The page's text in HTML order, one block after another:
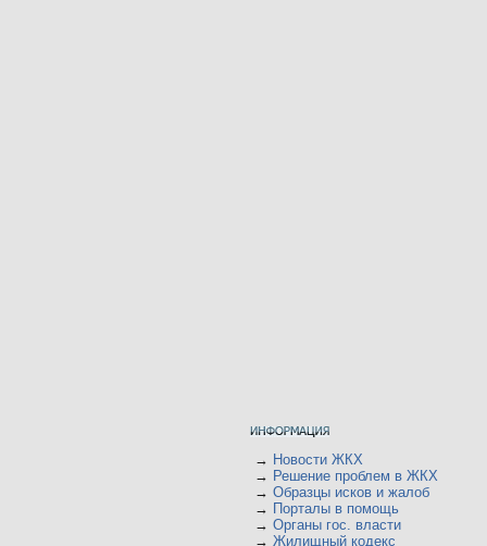
→ Новости ЖКХ
→ Решение проблем в ЖКХ
→ Образцы исков и жалоб
→ Порталы в помощь
→ Органы гос. власти
→ Жилищный кодекс